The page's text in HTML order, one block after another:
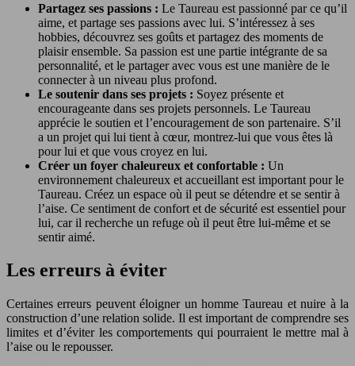
Partagez ses passions : Le Taureau est passionné par ce qu’il
aime, et partage ses passions avec lui. S’intéressez à ses
hobbies, découvrez ses goûts et partagez des moments de
plaisir ensemble. Sa passion est une partie intégrante de sa
personnalité, et le partager avec vous est une manière de le
connecter à un niveau plus profond.
Le soutenir dans ses projets : Soyez présente et
encourageante dans ses projets personnels. Le Taureau
apprécie le soutien et l’encouragement de son partenaire. S’il
a un projet qui lui tient à cœur, montrez-lui que vous êtes là
pour lui et que vous croyez en lui.
Créer un foyer chaleureux et confortable : Un
environnement chaleureux et accueillant est important pour le
Taureau. Créez un espace où il peut se détendre et se sentir à
l’aise. Ce sentiment de confort et de sécurité est essentiel pour
lui, car il recherche un refuge où il peut être lui-même et se
sentir aimé.
Les erreurs à éviter
Certaines erreurs peuvent éloigner un homme Taureau et nuire à la
construction d’une relation solide. Il est important de comprendre ses
limites et d’éviter les comportements qui pourraient le mettre mal à
l’aise ou le repousser.